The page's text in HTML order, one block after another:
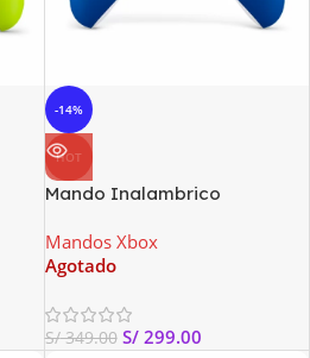
-14%
HOT
Mando Inalambrico
Bluetooth Color Verde
Mandos Xbox
Agotado
S/349.00 S/299.00